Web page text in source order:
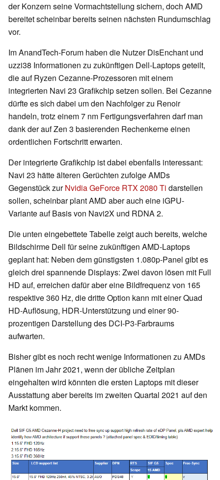
der Konzern seine Vormachtstellung sichern, doch AMD
bereitet scheinbar bereits seinen nächsten Rundumschlag
vor.
Im AnandTech-Forum haben die Nutzer DisEnchant und
uzzi38 Informationen zu zukünftigen Dell-Laptops geteilt,
die auf Ryzen Cezanne-Prozessoren mit einem
integrierten Navi 23 Grafikchip setzen sollen. Bei Cezanne
dürfte es sich dabei um den Nachfolger zu Renoir
handeln, trotz einem 7 nm Fertigungsverfahren darf man
dank der auf Zen 3 basierenden Rechenkerne einen
ordentlichen Fortschritt erwarten.
Der integrierte Grafikchip ist dabei ebenfalls interessant:
Navi 23 hätte älteren Gerüchten zufolge AMDs
Gegenstück zurNvidia GeForce RTX 2080 Ti darstellen
sollen, scheinbar plant AMD aber auch eine iGPU-
Variante auf Basis von Navi2X und RDNA 2.
Die unten eingebettete Tabelle zeigt auch bereits, welche
Bildschirme Dell für seine zukünftigen AMD-Laptops
geplant hat: Neben dem günstigsten 1.080p-Panel gibt es
gleich drei spannende Displays: Zwei davon lösen mit Full
HD auf, erreichen dafür aber eine Bildfrequenz von 165
respektive 360 Hz, die dritte Option kann mit einer Quad
HD-Auflösung, HDR-Unterstützung und einer 90-
prozentigen Darstellung des DCI-P3-Farbraums
aufwarten.
Bisher gibt es noch recht wenige Informationen zu AMDs
Plänen im Jahr 2021, wenn der übliche Zeitplan
eingehalten wird könnten die ersten Laptops mit dieser
Ausstattung aber bereits im zweiten Quartal 2021 auf den
Markt kommen.